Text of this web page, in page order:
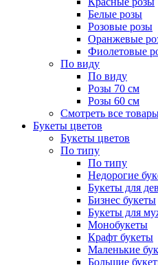
Белые розы
Розовые розы
Оранжевые
Фиолетовые
По виду
По виду
Розы 70 см
Розы 60 см
Смотреть все
Букеты цветов
Букеты цветов
По типу
По типу
Недорогие
Букеты для
Бизнес букеты
Букеты для
Монобукеты
Крафт букеты
Маленькие
Большие